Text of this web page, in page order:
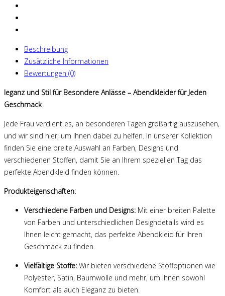
Beschreibung
Zusätzliche Informationen
Bewertungen (0)
leganz und Stil für Besondere Anlässe – Abendkleider für Jeden
Geschmack
Jede Frau verdient es, an besonderen Tagen großartig auszusehen,
und wir sind hier, um Ihnen dabei zu helfen. In unserer Kollektion
finden Sie eine breite Auswahl an Farben, Designs und
verschiedenen Stoffen, damit Sie an Ihrem speziellen Tag das
perfekte Abendkleid finden können.
Produkteigenschaften:
Verschiedene Farben und Designs: Mit einer breiten Palette
von Farben und unterschiedlichen Designdetails wird es
Ihnen leicht gemacht, das perfekte Abendkleid für Ihren
Geschmack zu finden.
Vielfältige Stoffe: Wir bieten verschiedene Stoffoptionen wie
Polyester, Satin, Baumwolle und mehr, um Ihnen sowohl
Komfort als auch Eleganz zu bieten.